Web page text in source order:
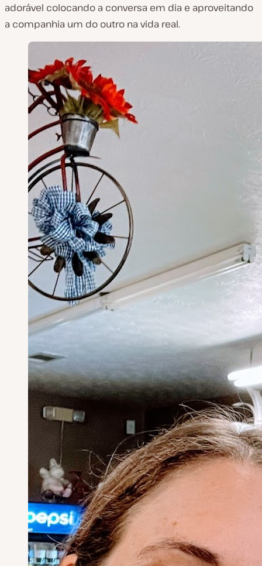
adorável colocando a conversa em dia e aproveitando
a companhia um do outro na vida real.